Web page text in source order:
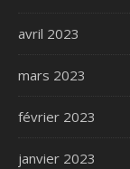
avril 2023
mars 2023
février 2023
janvier 2023